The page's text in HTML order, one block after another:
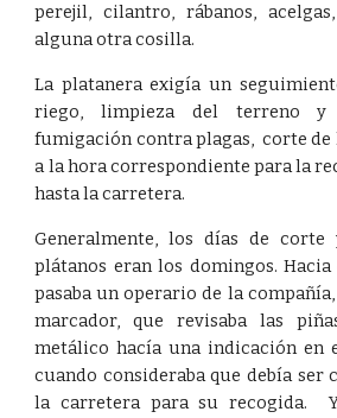
perejil, cilantro, rábanos,
alguna otra cosilla.
La platanera exigía un
riego, limpieza del terreno y
fumigación contra plagas, corte de
a la hora correspondiente para la
hasta la carretera.
Generalmente, los días de
plátanos eran los domingos.
pasaba un operario de la
marcador, que revisaba las
metálico hacía una indicación en
cuando consideraba que debía ser
la carretera para su recogida.